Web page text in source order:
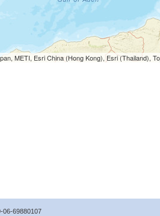
METI, Esri China (Hong Kong), Esri (Thailand),
06-69880107